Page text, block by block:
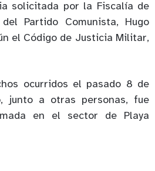
solicitada por la Fiscalía de
Partido Comunista, Hugo
el Código de Justicia Militar,
ocurridos el pasado 8 de
junto a otras personas, fue
en el sector de Playa